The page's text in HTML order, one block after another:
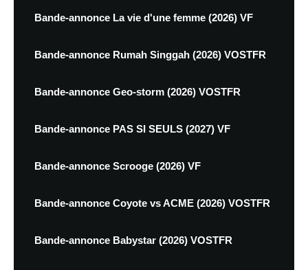
Bande-annonce La vie d'une femme (2026) VF
Bande-annonce Rumah Singgah (2026) VOSTFR
Bande-annonce Geo-storm (2026) VOSTFR
Bande-annonce PAS SI SEULS (2027) VF
Bande-annonce Scrooge (2026) VF
Bande-annonce Coyote vs ACME (2026) VOSTFR
Bande-annonce Babystar (2026) VOSTFR